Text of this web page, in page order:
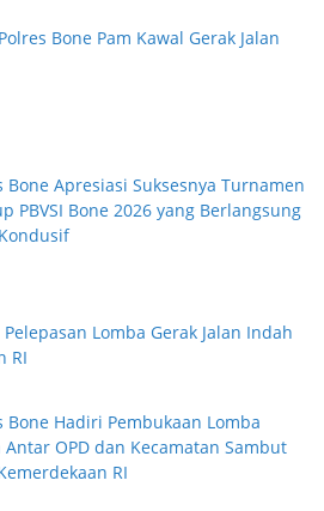
Bone Pam Kawal Gerak Jalan
Bone Apresiasi Suksesnya Turnamen
PBVSI Bone 2026 yang Berlangsung
Lomba Gerak Jalan Indah
RI
Bone Hadiri Pembukaan Lomba
Antar OPD dan Kecamatan Sambut
RI